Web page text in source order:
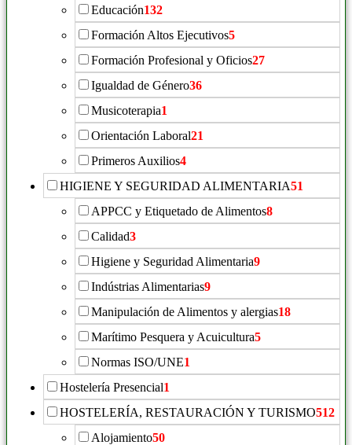
Educación132
Formación Altos Ejecutivos5
Formación Profesional y Oficios27
Igualdad de Género36
Musicoterapia1
Orientación Laboral21
Primeros Auxilios4
HIGIENE Y SEGURIDAD ALIMENTARIA51
APPCC y Etiquetado de Alimentos8
Calidad3
Higiene y Seguridad Alimentaria9
Indústrias Alimentarias9
Manipulación de Alimentos y alergias18
Marítimo Pesquera y Acuicultura5
Normas ISO/UNE1
Hostelería Presencial1
HOSTELERÍA, RESTAURACIÓN Y TURISMO512
Alojamiento50